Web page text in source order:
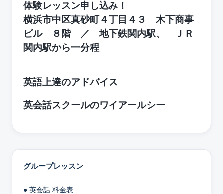
体験レッスン申し込み！
横浜市中区真砂町４丁目４３ 木下商事
ビル ８階 ／ 地下鉄関内駅、 ＪＲ
関内駅から一分程
英語上達のアドバイス
英会話スクールのワイアールシー
グループレッスン
● 英会話 料金表